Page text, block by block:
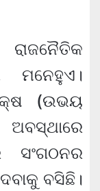
ମନେହୁଏ।
(ଉଭୟ
ଅବସ୍ଥାରେ
ସଂଗଠନର
ବସିଛି।